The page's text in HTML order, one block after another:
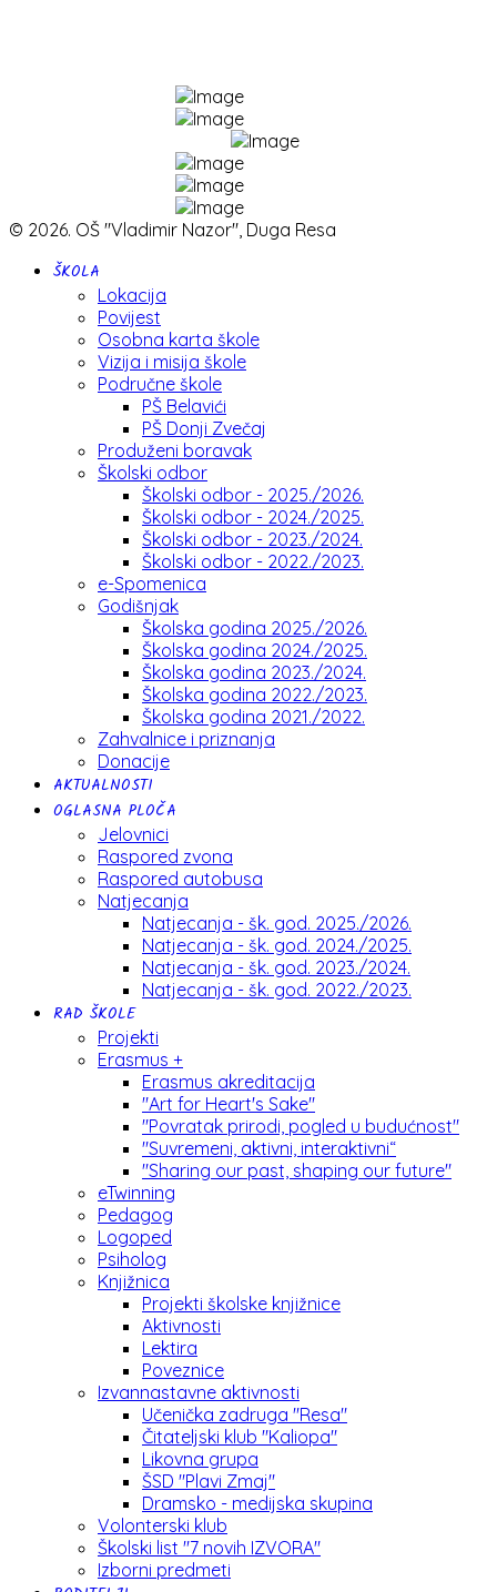
© 2026. OŠ "Vladimir Nazor", Duga Resa
ŠKOLA
Lokacija
Povijest
Osobna karta škole
Vizija i misija škole
Područne škole
PŠ Belavići
PŠ Donji Zvečaj
Produženi boravak
Školski odbor
Školski odbor - 2025./2026.
Školski odbor - 2024./2025.
Školski odbor - 2023./2024.
Školski odbor - 2022./2023.
e-Spomenica
Godišnjak
Školska godina 2025./2026.
Školska godina 2024./2025.
Školska godina 2023./2024.
Školska godina 2022./2023.
Školska godina 2021./2022.
Zahvalnice i priznanja
Donacije
AKTUALNOSTI
OGLASNA PLOČA
Jelovnici
Raspored zvona
Raspored autobusa
Natjecanja
Natjecanja - šk. god. 2025./2026.
Natjecanja - šk. god. 2024./2025.
Natjecanja - šk. god. 2023./2024.
Natjecanja - šk. god. 2022./2023.
RAD ŠKOLE
Projekti
Erasmus +
Erasmus akreditacija
"Art for Heart's Sake"
"Povratak prirodi, pogled u budućnost"
"Suvremeni, aktivni, interaktivni“
"Sharing our past, shaping our future"
eTwinning
Pedagog
Logoped
Psiholog
Knjižnica
Projekti školske knjižnice
Aktivnosti
Lektira
Poveznice
Izvannastavne aktivnosti
Učenička zadruga "Resa"
Čitateljski klub "Kaliopa"
Likovna grupa
ŠSD "Plavi Zmaj"
Dramsko - medijska skupina
Volonterski klub
Školski list "7 novih IZVORA"
Izborni predmeti